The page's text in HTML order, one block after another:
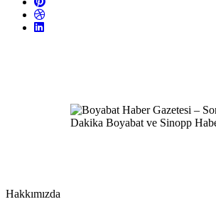
Hakkımızda